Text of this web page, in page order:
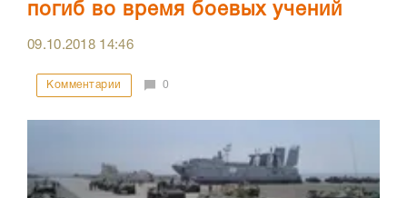
погиб во время боевых учений
09.10.2018 14:46
Комментарии 0